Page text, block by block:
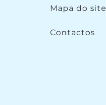
Mapa do site
Contactos